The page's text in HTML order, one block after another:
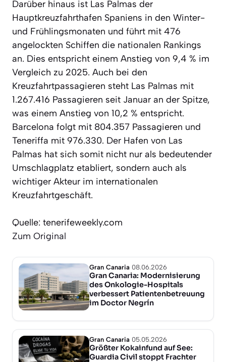
Darüber hinaus ist Las Palmas der
Hauptkreuzfahrthafen Spaniens in den Winter-
und Frühlingsmonaten und führt mit 476
angelockten Schiffen die nationalen Rankings
an. Dies entspricht einem Anstieg von 9,4 % im
Vergleich zu 2025. Auch bei den
Kreuzfahrtpassagieren steht Las Palmas mit
1.267.416 Passagieren seit Januar an der Spitze,
was einem Anstieg von 10,2 % entspricht.
Barcelona folgt mit 804.357 Passagieren und
Teneriffa mit 976.330. Der Hafen von Las
Palmas hat sich somit nicht nur als bedeutender
Umschlagplatz etabliert, sondern auch als
wichtiger Akteur im internationalen
Kreuzfahrtgeschäft.
Quelle: tenerifeweekly.com
Zum Original
Gran Canaria 08.06.2026
Gran Canaria: Modernisierung
des Onkologie-Hospitals
verbessert Patientenbetreuung
im Doctor Negrín
Gran Canaria 05.05.2026
Größter Kokainfund auf See:
Guardia Civil stoppt Frachter